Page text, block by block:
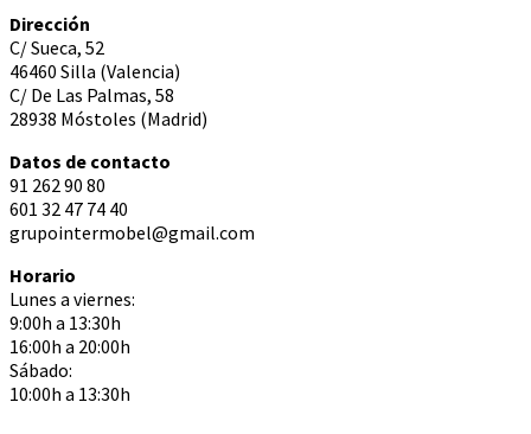
Dirección
C/ Sueca, 52
46460 Silla (Valencia)
C/ De Las Palmas, 58
28938 Móstoles (Madrid)
Datos de contacto
91 262 90 80
601 32 47 74 40
grupointermobel@gmail.com
Horario
Lunes a viernes:
9:00h a 13:30h
16:00h a 20:00h
Sábado:
10:00h a 13:30h